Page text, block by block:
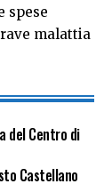
spese
malattia
del Centro di
Castellano